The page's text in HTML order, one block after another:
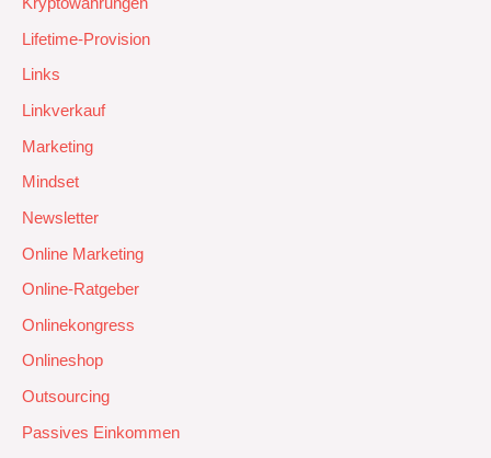
Lifetime-Provision
Links
Linkverkauf
Marketing
Mindset
Newsletter
Online Marketing
Online-Ratgeber
Onlinekongress
Onlineshop
Outsourcing
Passives Einkommen